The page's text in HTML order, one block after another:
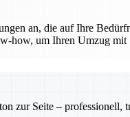
an, die auf Ihre
how, um Ihren Umzug
zur Seite – professionell,